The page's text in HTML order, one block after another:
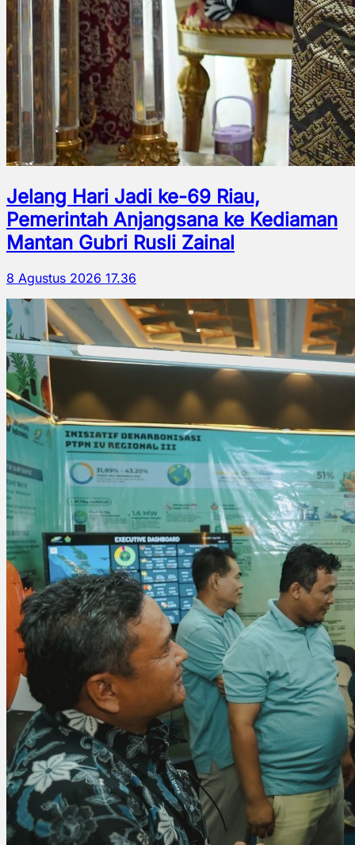
Jelang Hari Jadi ke-69 Riau,
Pemerintah Anjangsana ke Kediaman
Mantan Gubri Rusli Zainal
8 Agustus 2026 17.36